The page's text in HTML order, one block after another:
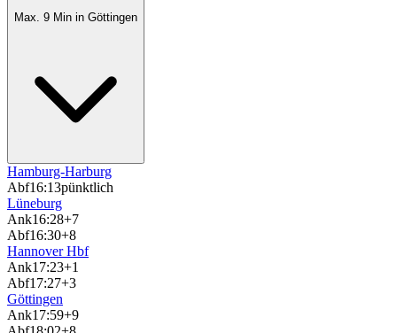
Max. 9 Min in Göttingen
Hamburg-Harburg
Abf16:13pünktlich
Lüneburg
Ank16:28+7
Abf16:30+8
Hannover Hbf
Ank17:23+1
Abf17:27+3
Göttingen
Ank17:59+9